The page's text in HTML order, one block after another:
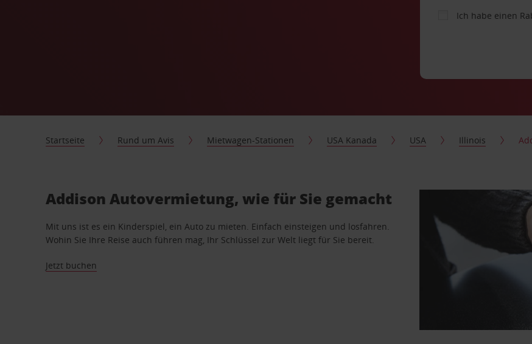
Ich habe einen
Startseite Rund um Avis Mietwagen-Stationen USA Kanada USA Illinois
Addison Autovermietung, wie für Sie gemacht
Mit uns ist es ein Kinderspiel, ein Auto zu mieten. Einfach einsteigen und losfahren.
Wohin Sie Ihre Reise auch führen mag, Ihr Schlüssel zur Welt liegt für Sie bereit.
Jetzt buchen